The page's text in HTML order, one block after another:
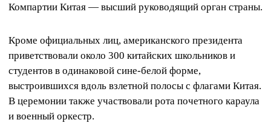
Компартии Китая — высший руководящий орган страны.
Кроме официальных лиц, американского президента
приветствовали около 300 китайских школьников и
студентов в одинаковой сине-белой форме,
выстроившихся вдоль взлетной полосы с флагами Китая.
В церемонии также участвовали рота почетного караула
и военный оркестр.